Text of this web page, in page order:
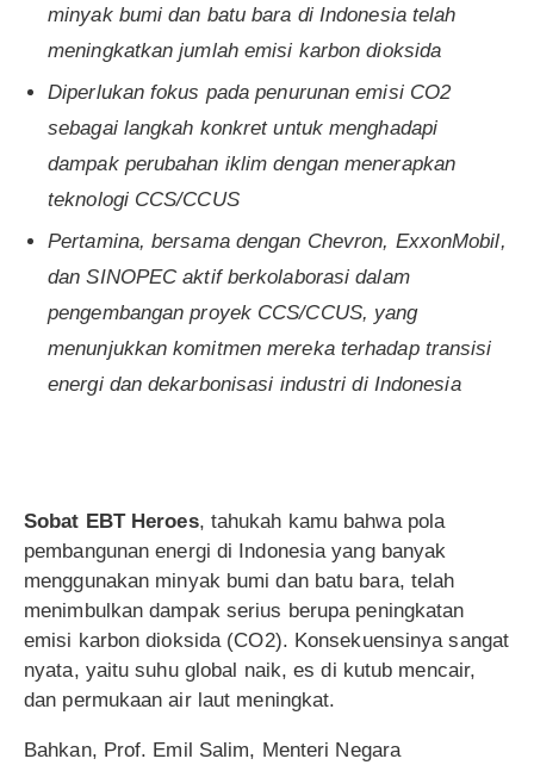
minyak bumi dan batu bara di Indonesia telah
meningkatkan jumlah emisi karbon dioksida
Diperlukan fokus pada penurunan emisi CO2
sebagai langkah konkret untuk menghadapi
dampak perubahan iklim dengan menerapkan
teknologi CCS/CCUS
Pertamina, bersama dengan Chevron, ExxonMobil,
dan SINOPEC aktif berkolaborasi dalam
pengembangan proyek CCS/CCUS, yang
menunjukkan komitmen mereka terhadap transisi
energi dan dekarbonisasi industri di Indonesia
Sobat EBT Heroes, tahukah kamu bahwa pola
pembangunan energi di Indonesia yang banyak
menggunakan minyak bumi dan batu bara, telah
menimbulkan dampak serius berupa peningkatan
emisi karbon dioksida (CO2). Konsekuensinya sangat
nyata, yaitu suhu global naik, es di kutub mencair,
dan permukaan air laut meningkat.
Bahkan, Prof. Emil Salim, Menteri Negara